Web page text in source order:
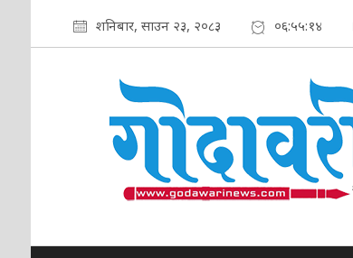
शनिबार, साउन २३, २०८३ ०६:५५:१५